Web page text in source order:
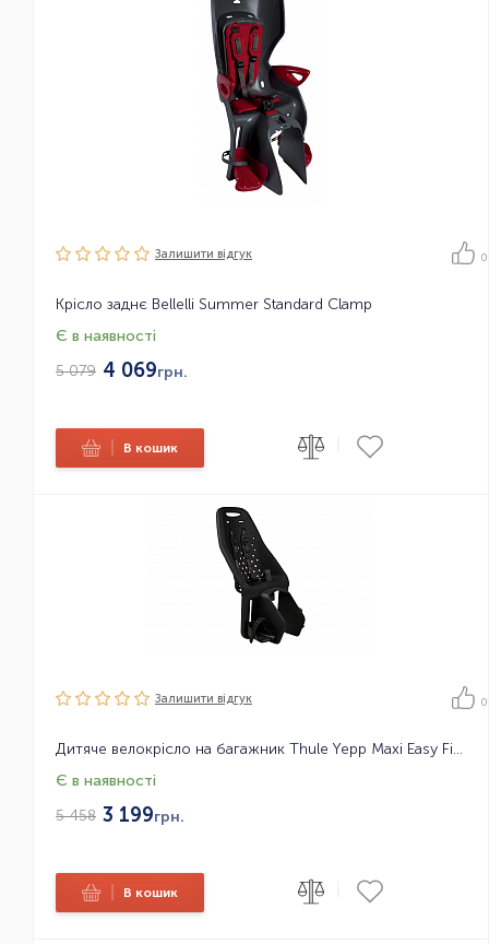
Залишити вiдгук 0
Крісло заднє Bellelli Summer Standard Clamp
Є в наявності
5 079 4 069грн.
В кошик
Залишити вiдгук 0
Дитяче велокрісло на багажник Thule Yepp Maxi Easy Fit, необхідний адаптер 12020409/10 або 12020405
Є в наявності
5 458 3 199грн.
В кошик